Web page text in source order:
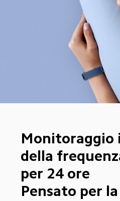
Monitoraggio
della
per 24 ore
Pensato per